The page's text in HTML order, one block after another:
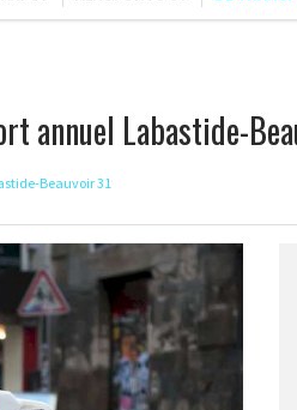
annuel Labastide-
Beauvoir 31